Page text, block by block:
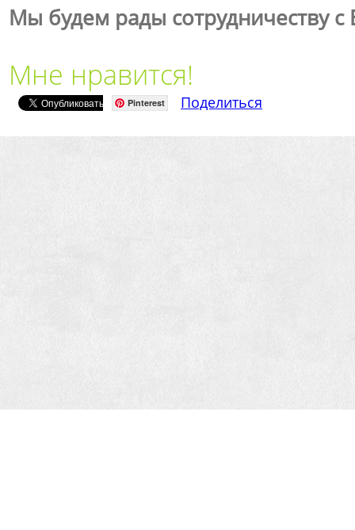
Мы будем рады сотрудничеству с
Мне нравится!
Pinterest Поделиться